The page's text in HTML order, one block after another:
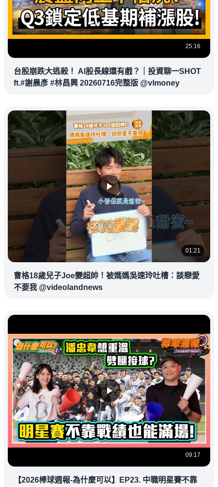
25:16
台股崩跌大逃殺！ AI股長線還有戲？｜投資聊一SHOT
ft.#謝晨彥 #林昌興 20260716完整版 @vlmoney
01:21
曹格18歲兒子Joe變超帥！被媽媽吳速玲吐槽：談戀愛
不要我 @videolandnews
09:17
【2026棒球週報-為什麼可以】EP23. 中職明星賽不靠